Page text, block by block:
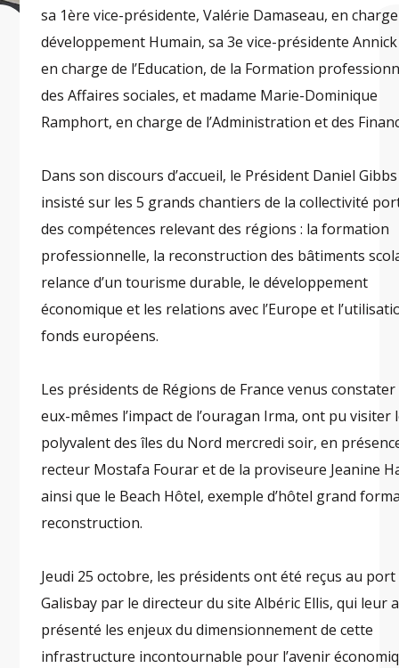
sa 1ère vice-présidente, Valérie Damaseau, en
développement Humain, sa 3e vice-présidente
en charge de l’Education, de la Formation
des Affaires sociales, et madame Marie-Dominique
Ramphort, en charge de l’Administration et des
Dans son discours d’accueil, le Président Daniel
insisté sur les 5 grands chantiers de la collectivité
des compétences relevant des régions : la formation
professionnelle, la reconstruction des bâtiments
relance d’un tourisme durable, le développement
économique et les relations avec l’Europe et
fonds européens.
Les présidents de Régions de France venus
eux-mêmes l’impact de l’ouragan Irma, ont pu visiter
polyvalent des îles du Nord mercredi soir, en
recteur Mostafa Fourar et de la proviseure Jeanine
ainsi que le Beach Hôtel, exemple d’hôtel grand
reconstruction.
Jeudi 25 octobre, les présidents ont été reçus au port
Galisbay par le directeur du site Albéric Ellis, qui leur a
présenté les enjeux du dimensionnement de cette
infrastructure incontournable pour l’avenir